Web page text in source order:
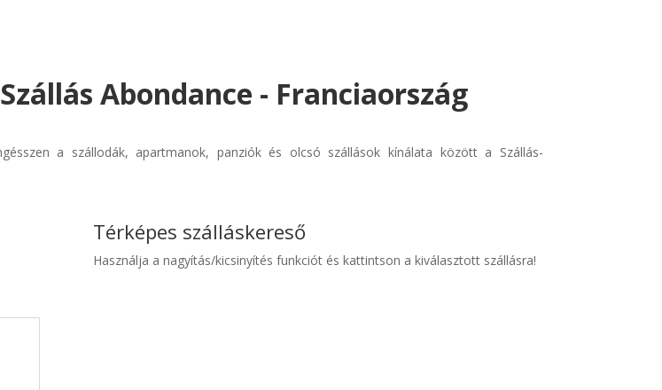
Szállás Abondance - Franciaország
a szállodák, apartmanok, panziók és olcsó szállások kínálata között a Szállás-
Térképes szálláskereső
Használja a nagyítás/kicsinyítés funkciót és kattintson a kiválasztott szállásra!